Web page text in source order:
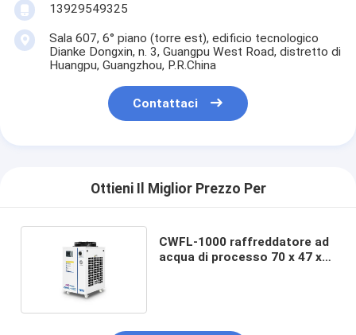
13929549325
Sala 607, 6° piano (torre est), edificio tecnologico
Dianke Dongxin, n. 3, Guangpu West Road, distretto di
Huangpu, Guangzhou, P.R.China
Contattaci
Ottieni Il Miglior Prezzo Per
CWFL-1000 raffreddatore ad
acqua di processo 70 x 47 x